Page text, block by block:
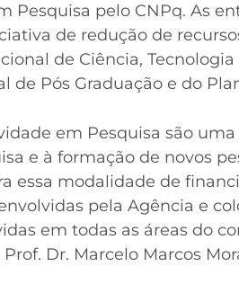
Pesquisa pelo CNPq. As
de redução de
de Ciência, Tecnologia
de Pós Graduação e do
em Pesquisa são
e à formação de novos
essa modalidade de
pela Agência e
em todas as áreas do
Dr. Marcelo Marcos